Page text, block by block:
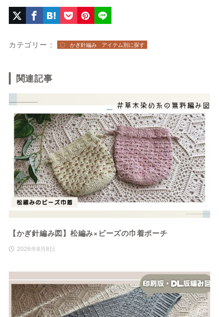
カテゴリー： 〇 かぎ針編み アイテム別に探す
関連記事
【かぎ針編み図】松編み×ビーズの巾着ポーチ
2026年8月8日